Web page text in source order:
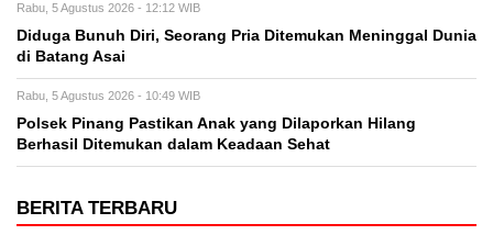
Rabu, 5 Agustus 2026 - 12:12 WIB
Diduga Bunuh Diri, Seorang Pria Ditemukan Meninggal Dunia
di Batang Asai
Rabu, 5 Agustus 2026 - 10:49 WIB
Polsek Pinang Pastikan Anak yang Dilaporkan Hilang
Berhasil Ditemukan dalam Keadaan Sehat
BERITA TERBARU